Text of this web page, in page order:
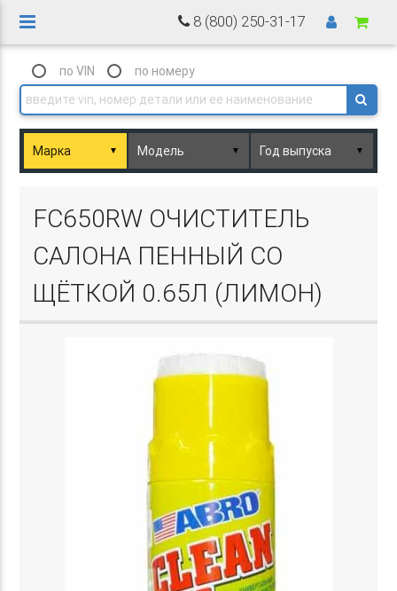
8 (800) 250-31-17
по VIN по номеру
▼ ▼ ▼
FC650RW ОЧИСТИТЕЛЬ
САЛОНА ПЕННЫЙ СО
ЩЁТКОЙ 0.65Л (ЛИМОН)